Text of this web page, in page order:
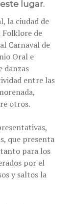
lugar.
la ciudad de
Folklore de
Carnaval de
Oral e
danzas
entre las
otros.
que presenta
tanto para los
por el
y saltos la